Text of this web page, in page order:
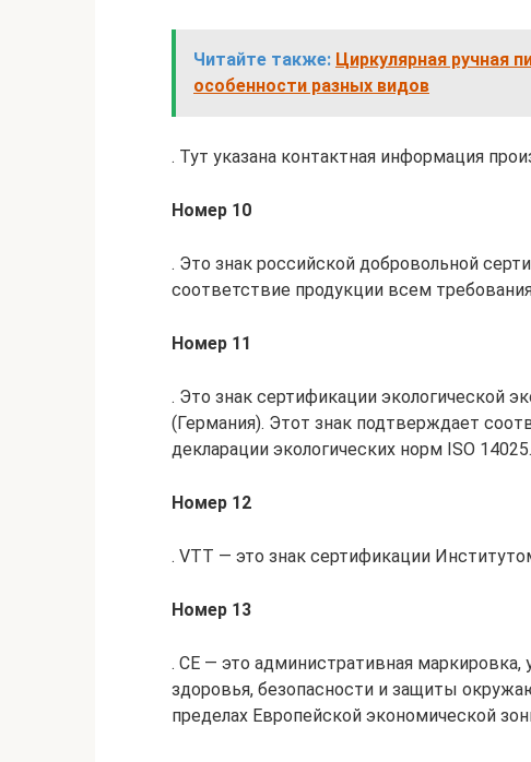
Читайте также: Циркулярная ручная
особенности разных видов
. Тут указана контактная информация
Номер 10
. Это знак российской добровольной
соответствие продукции всем
Номер 11
. Это знак сертификации экологической
(Германия). Этот знак подтверждает
декларации экологических норм ISO 14025.
Номер 12
. VTT — это знак сертификации
Номер 13
. CE — это административная
здоровья, безопасности и защиты
пределах Европейской экономической